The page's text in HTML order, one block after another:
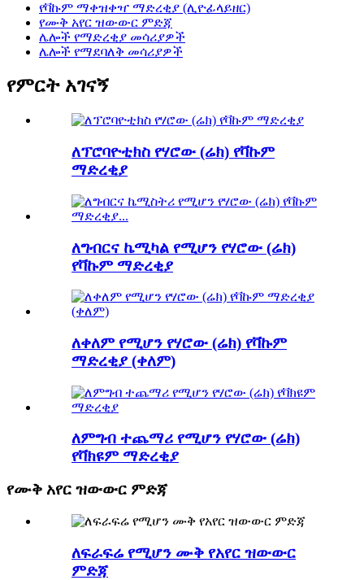
የቫኩም ማቀዝቀዣ ማድረቂያ (ሊዮፊላይዘር)
የሙቅ አየር ዝውውር ምድጃ
ሌሎች የማድረቂያ መሳሪያዎች
ሌሎች የማደባለቅ መሳሪያዎች
የምርት አገናኝ
ለፕሮባዮቲክስ የሃሮው (ሬክ) የቫኩም
ማድረቂያ
ለግብርና ኬሚካል የሚሆን የሃሮው (ሬክ)
የቫኩም ማድረቂያ
ለቀለም የሚሆን የሃሮው (ሬክ) የቫኩም
ማድረቂያ (ቀለም)
ለምግብ ተጨማሪ የሚሆን የሃሮው (ሬክ)
የቫክዩም ማድረቂያ
የሙቅ አየር ዝውውር ምድጃ
ለፍራፍሬ የሚሆን ሙቅ የአየር ዝውውር
ምድጃ